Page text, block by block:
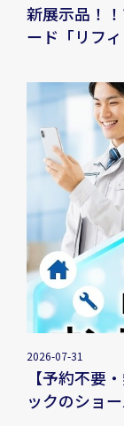
新展示品！
ード「リフ
2026-07-31
【予約不要
ックのショ